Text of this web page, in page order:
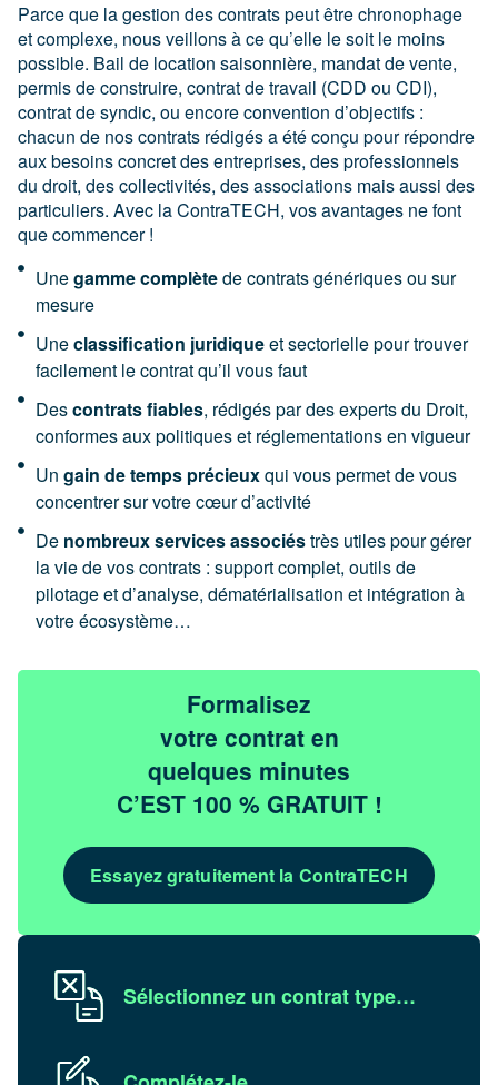
Parce que la gestion des contrats peut être chronophage
et complexe, nous veillons à ce qu’elle le soit le moins
possible. Bail de location saisonnière, mandat de vente,
permis de construire, contrat de travail (CDD ou CDI),
contrat de syndic, ou encore convention d’objectifs :
chacun de nos contrats rédigés a été conçu pour répondre
aux besoins concret des entreprises, des professionnels
du droit, des collectivités, des associations mais aussi des
particuliers. Avec la ContraTECH, vos avantages ne font
que commencer !
Unegamme complètede contrats génériques ou sur
mesure
Uneclassification juridiqueet sectorielle pour trouver
facilement le contrat qu’il vous faut
Descontrats fiables, rédigés par des experts du Droit,
conformes aux politiques et réglementations en vigueur
Un gain de temps précieuxqui vous permet de vous
concentrer sur votre cœur d’activité
De nombreux services associéstrès utiles pour gérer
la vie de vos contrats : support complet, outils de
pilotage et d’analyse, dématérialisation et intégration à
votre écosystème…
Formalisez
votre contrat en
quelques minutes
C’EST 100 % GRATUIT !
Essayez gratuitement la ContraTECH
Sélectionnez un contrat type…